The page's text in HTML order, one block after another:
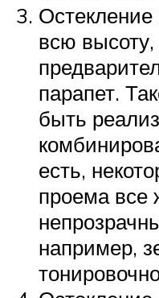
Остекление
всю высоту,
парапет.
быть
есть,
проема все
например,